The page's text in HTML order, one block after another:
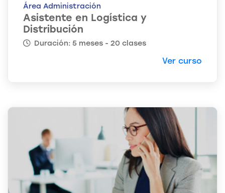
Área Administración
Asistente en Logística y
Distribución
Duración: 5 meses - 20 clases
Ver curso